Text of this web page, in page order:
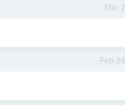
Mar 2
Feb 28